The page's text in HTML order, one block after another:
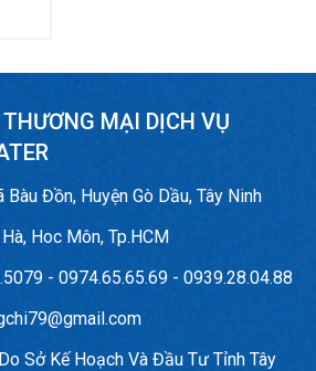
MẠI DỊCH VỤ
Bàu Đồn, Huyện Gò Dầu, Tây Ninh
Hoc Môn, Tp.HCM
- 0974.65.65.69 - 0939.28.04.88
Sở Kế Hoạch Và Đầu Tư Tỉnh Tây